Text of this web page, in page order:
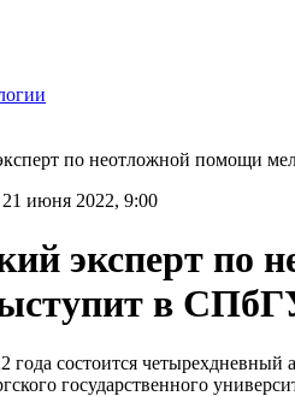
по неотложной помощи
21 июня 2022, 9:00
эксперт
в
года состоится
государственного